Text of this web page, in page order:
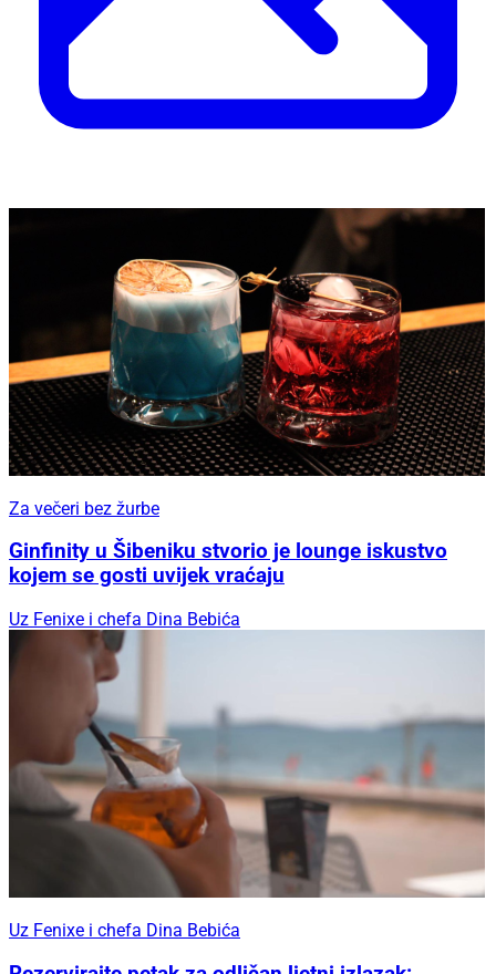
Za večeri bez žurbe
Ginfinity u Šibeniku stvorio je lounge iskustvo
kojem se gosti uvijek vraćaju
Uz Fenixe i chefa Dina Bebića
Uz Fenixe i chefa Dina Bebića